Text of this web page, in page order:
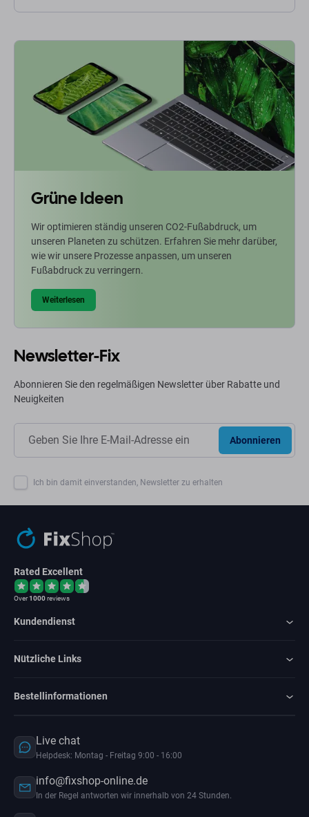
Grüne Ideen
Wir optimieren ständig unseren CO2-Fußabdruck, um
unseren Planeten zu schützen. Erfahren Sie mehr darüber,
wie wir unsere Prozesse anpassen, um unseren
Fußabdruck zu verringern.
Weiterlesen
Newsletter-Fix
Abonnieren Sie den regelmäßigen Newsletter über Rabatte und
Neuigkeiten
Abonnieren
Ich bin damit einverstanden, Newsletter zu erhalten
Rated Excellent
Over1000reviews
Kundendienst
Nützliche Links
Bestellinformationen
Live chat
Helpdesk: Montag - Freitag 9:00 - 16:00
info@fixshop-online.de
In der Regel antworten wir innerhalb von 24 Stunden.